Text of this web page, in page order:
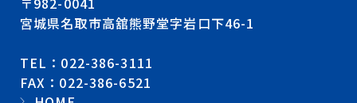
宮城県名取市高舘熊野堂字岩口下46-1
TEL：022-386-3111
FAX：022-386-6521